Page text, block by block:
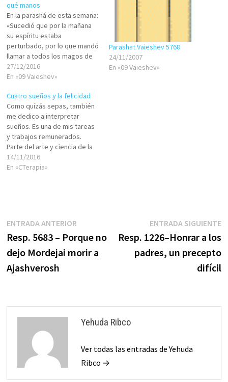
qué manos
En la parashá de esta semana:
«Sucedió que por la mañana
su espíritu estaba
perturbado, por lo que mandó
llamar a todos los magos de
Egipto y a todos sus sabios. El
faraón les contó sus sueños,
interpretase al faraón.»(Ber.
41:8) Y la semana…
27/12/2016
En «09 Vaieshev»
Parashat Vaieshev 5768
24/11/2007
En «09 Vaieshev»
Cuatro sueños y la felicidad
Como quizás sepas, también
me dedico a interpretar
sueños. Es una de mis tareas
y trabajos remunerados.
Parte del arte y ciencia de la
conciencia. Puedes
informarte más aquí:
14/11/2016
En «CTerapia»
Navegación
de
entradas
ENTRADA ANTERIOREntrada
anterior:
Resp. 5683 – Porque no
dejo Mordejai morir a
Ajashverosh
ENTRADA SIGUIENTE
Resp. 1226–Honrar a los
padres, un precepto
difícil
Yehuda Ribco
Ver todas las entradas de Yehuda
Ribco →